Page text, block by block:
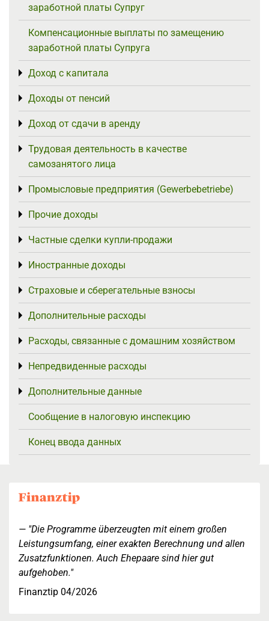
заработной платы Супруг
Компенсационные выплаты по замещению
заработной платы Супруга
Доход с капитала
Toggle menu
Доходы от пенсий
Toggle menu
Доход от сдачи в аренду
Toggle menu
Трудовая деятельность в качестве
самозанятого лица
Toggle menu
Промысловые предприятия (Gewerbebetriebe)
Toggle menu
Прочие доходы
Toggle menu
Частные сделки купли-продажи
Toggle menu
Иностранные доходы
Toggle menu
Страховые и сберегательные взносы
Toggle menu
Дополнительные расходы
Toggle menu
Расходы, связанные с домашним хозяйством
Toggle menu
Непредвиденные расходы
Toggle menu
Дополнительные данные
Toggle menu
Сообщение в налоговую инспекцию
Конец ввода данных
"Die Programme überzeugten mit einem großen
Leistungsumfang, einer exakten Berechnung und allen
Zusatzfunktionen. Auch Ehepaare sind hier gut
aufgehoben."
Finanztip 04/2026